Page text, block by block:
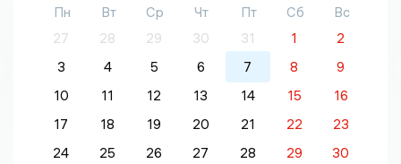
Пн Вт Ср Чт Пт Сб
Вс
27
28 29 30 31 1
2
3
4 5 6 7 8
9
10
11 12 13 14 15
16
17
18 19 20 21 22
23
24
25 26 27 28 29
30